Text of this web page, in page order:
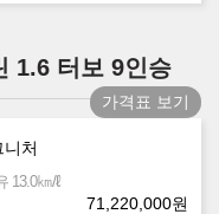
1.6 터보 9인승
가격표 보기
니처
13.0㎞/ℓ
71,220,000원